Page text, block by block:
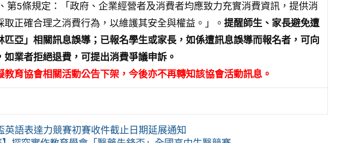
第5條規定：「政府、企業經營者及消費者均應致力充實消費資訊，提供消
取正確合理之消費行為，以維護其安全與權益。」。提醒師生、家長避免遭
匹亞」相關訊息誤導；已報名學生或家長，如係遭訊息誤導而報名者，可向
如業者拒絕退費，可提出消費爭議申訴。
教育協會相關活動公告下架，今後亦不再轉知該協會活動訊息。
英語表達力競賽初賽收件截止日期延展通知